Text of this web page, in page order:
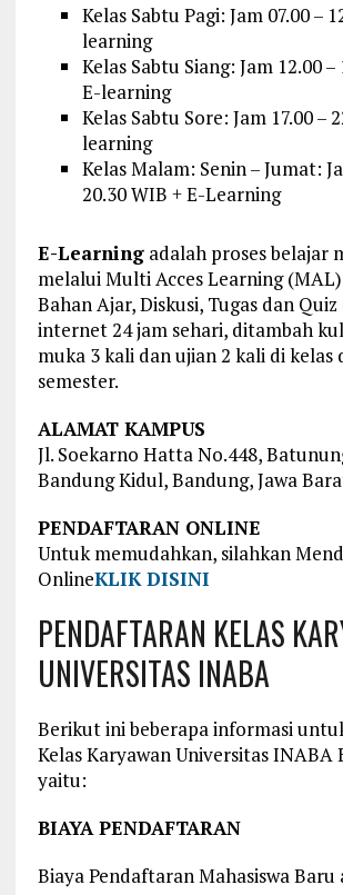
Kelas Sabtu Pagi: Jam 07.00 –
learning
Kelas Sabtu Siang: Jam 12.00
E-learning
Kelas Sabtu Sore: Jam 17.00 –
learning
Kelas Malam: Senin – Jumat:
20.30 WIB + E-Learning
E-Learningadalah proses belajar
melalui Multi Acces Learning
Bahan Ajar, Diskusi, Tugas dan Quiz
internet 24 jam sehari, ditambah
muka 3 kali dan ujian 2 kali di kelas
semester.
ALAMAT KAMPUS
Jl. Soekarno Hatta No.448,
Bandung Kidul, Bandung, Jawa
PENDAFTARAN ONLINE
Untuk memudahkan, silahkan
OnlineKLIK DISINI
PENDAFTARAN KELAS
UNIVERSITAS INABA
Berikut ini beberapa informasi
Kelas Karyawan Universitas INABA
yaitu:
BIAYA PENDAFTARAN
Biaya Pendaftaran Mahasiswa Baru